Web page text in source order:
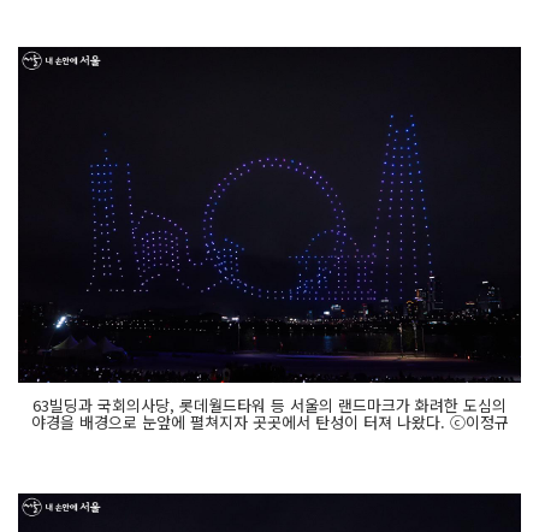
63빌딩과 국회의사당, 롯데월드타워 등 서울의 랜드마크가 화려한 도심의
야경을 배경으로 눈앞에 펼쳐지자 곳곳에서 탄성이 터져 나왔다. ⓒ이정규